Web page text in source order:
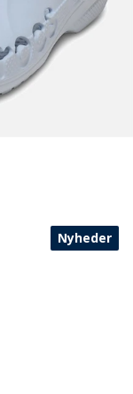
Nyheder